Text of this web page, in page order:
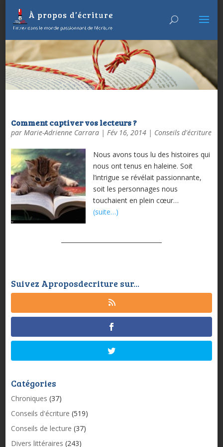
Comment captiver vos lecteurs ?
par Marie-Adrienne Carrara| Fév 16, 2014| Conseils d'écriture
Nous avons tous lu des histoires qui
nous ont tenus en haleine. Soit
l’intrigue se révélait passionnante,
soit les personnages nous
touchaient en plein cœur…
(suite…)
Suivez Aproposdecriture sur...
Catégories
Chroniques (37)
Conseils d'écriture (519)
Conseils de lecture (37)
Divers littéraires (243)